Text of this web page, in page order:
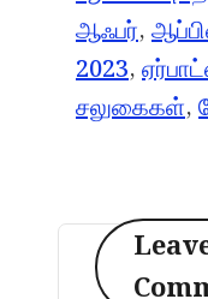
ஆஃபர்,
2023,
சலுகைகள்,